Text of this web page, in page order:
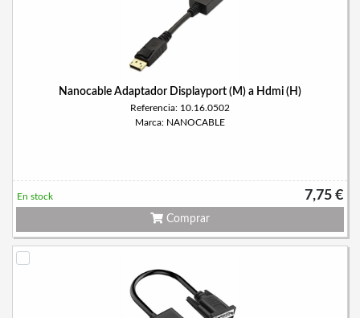
Nanocable Adaptador Displayport (M) a Hdmi (H)
Referencia: 10.16.0502
Marca: NANOCABLE
7,75 €
En stock
Comprar